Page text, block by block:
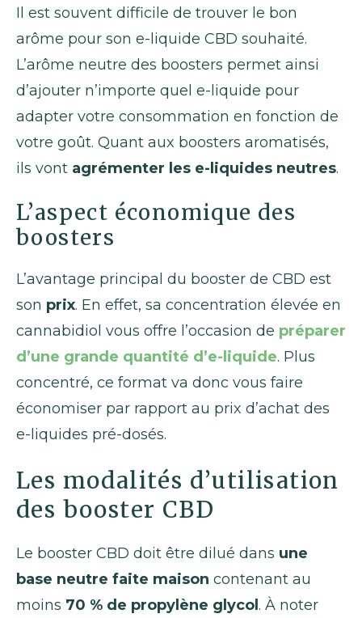
Il est souvent difficile de trouver le bon
arôme pour son e-liquide CBD souhaité.
L’arôme neutre des boosters permet ainsi
d’ajouter n’importe quel e-liquide pour
adapter votre consommation en fonction de
votre goût. Quant aux boosters aromatisés,
ils vont agrémenter les e-liquides neutres.
L’aspect économique des
boosters
L’avantage principal du booster de CBD est
son prix. En effet, sa concentration élevée en
cannabidiol vous offre l’occasion de préparer
d’une grande quantité d’e-liquide. Plus
concentré, ce format va donc vous faire
économiser par rapport au prix d’achat des
e-liquides pré-dosés.
Les modalités d’utilisation
des booster CBD
Le booster CBD doit être dilué dans une
base neutre faite maison contenant au
moins 70 % de propylène glycol . À noter